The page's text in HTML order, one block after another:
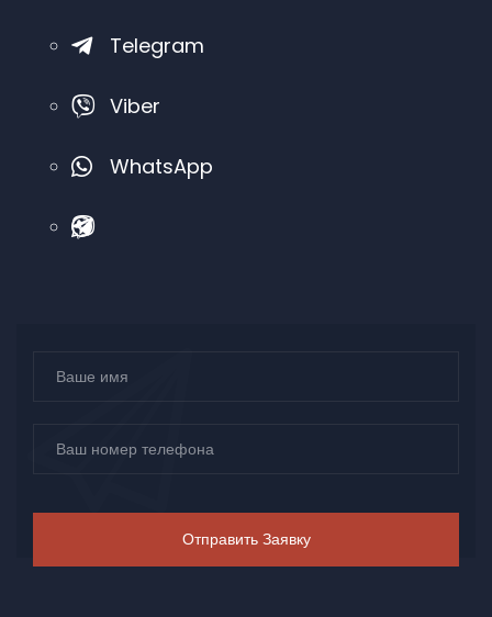
Telegram
Viber
WhatsApp